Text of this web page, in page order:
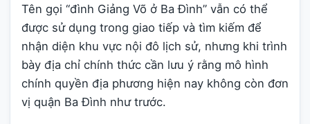
Tên gọi “đình Giảng Võ ở Ba Đình” vẫn có thể
được sử dụng trong giao tiếp và tìm kiếm để
nhận diện khu vực nội đô lịch sử, nhưng khi trình
bày địa chỉ chính thức cần lưu ý rằng mô hình
chính quyền địa phương hiện nay không còn đơn
vị quận Ba Đình như trước.